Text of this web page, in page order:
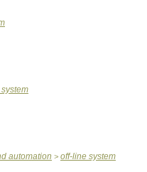
system
automation > off-line system